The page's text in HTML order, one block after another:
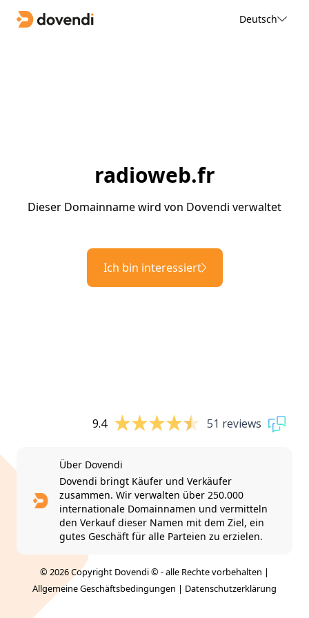
Deutsch
radioweb.fr
Dieser Domainname wird von Dovendi verwaltet
Ich bin interessiert
9.4 51 reviews
Über Dovendi
Dovendi bringt Käufer und Verkäufer
zusammen. Wir verwalten über 250.000
internationale Domainnamen und vermitteln
den Verkauf dieser Namen mit dem Ziel, ein
gutes Geschäft für alle Parteien zu erzielen.
© 2026 Copyright Dovendi © - alle Rechte vorbehalten |
Allgemeine Geschäftsbedingungen | Datenschutzerklärung